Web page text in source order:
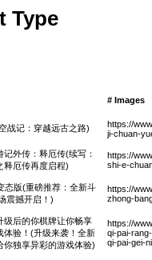
Type
# Images
战记：穿越远古之路)
https://
ji-chuan-
记外传：释厄传(续写：
释厄传再度启程)
https://
shi-e-
态版(重磅推荐：全新斗
震撼开启！)
https://
zhong-
级后的你棋牌让你畅享
体验！(升级来袭！全新
你独享异彩的游戏体验)
https://
qi-pai-
qi-pai-gei-